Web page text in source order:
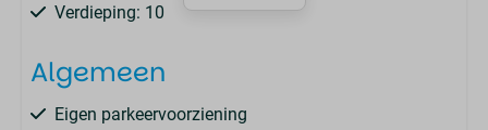
Verdieping: 10
Algemeen
Eigen parkeervoorziening